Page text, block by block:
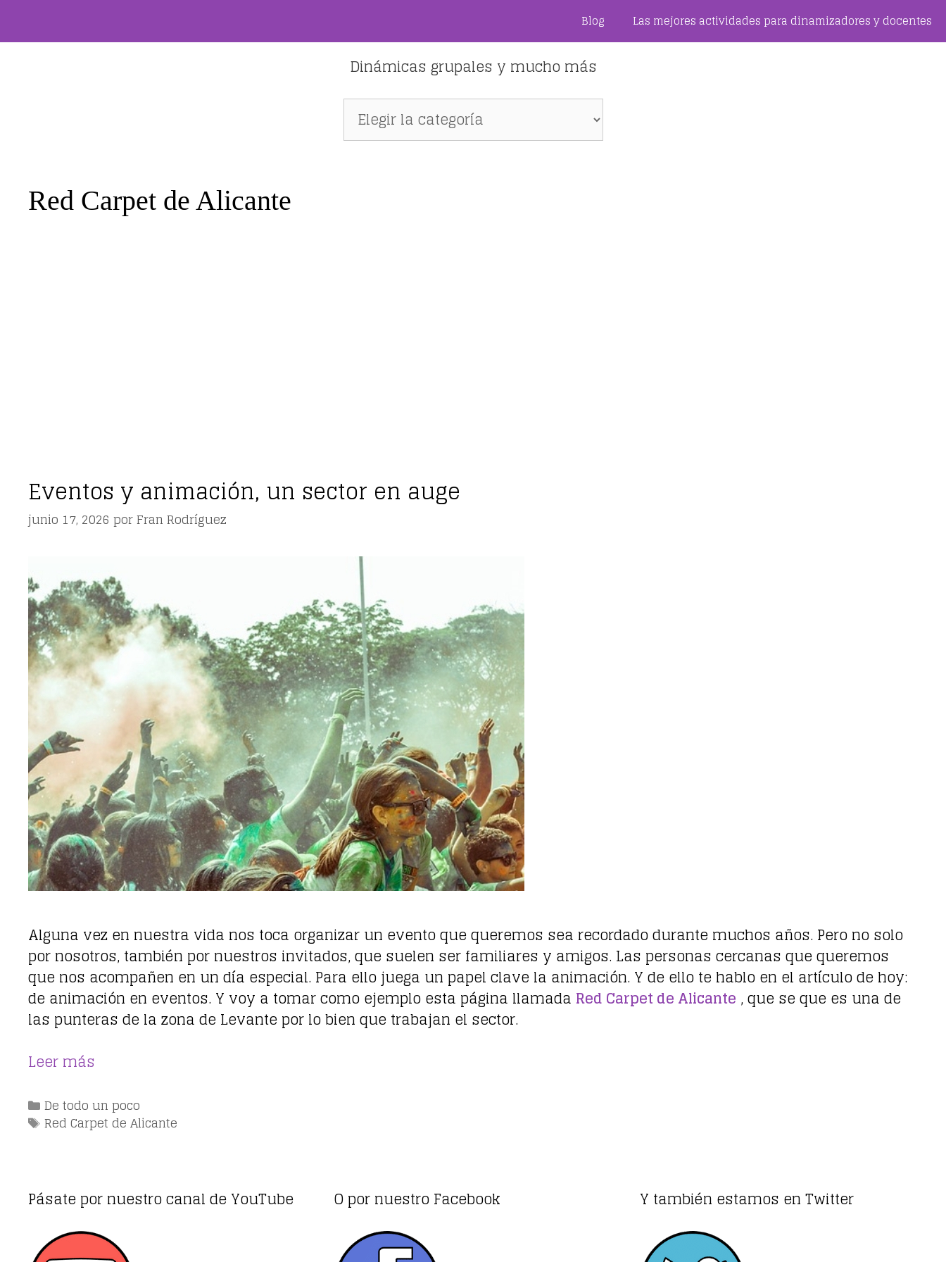
Blog Las mejores actividades para dinamizadores y docentes
Dinámicas grupales y mucho más
Dinámicas
grupales
Red Carpet de Alicante
Eventos y animación, un sector en auge
junio 17, 2026 porFran Rodríguez
Alguna vez en nuestra vida nos toca organizar un evento que queremos sea recordado durante muchos años. Pero no solo
por nosotros, también por nuestros invitados, que suelen ser familiares y amigos. Las personas cercanas que queremos
que nos acompañen en un día especial. Para ello juega un papel clave la animación. Y de ello te hablo en el artículo de hoy:
de animación en eventos. Y voy a tomar como ejemplo esta página llamada Red Carpet de Alicante , que se que es una de
las punteras de la zona de Levante por lo bien que trabajan el sector.
Leer más
Categorías
De todo un poco
Etiquetas
Red Carpet de Alicante
Pásate por nuestro canal de YouTube O por nuestro Facebook Y también estamos en Twitter